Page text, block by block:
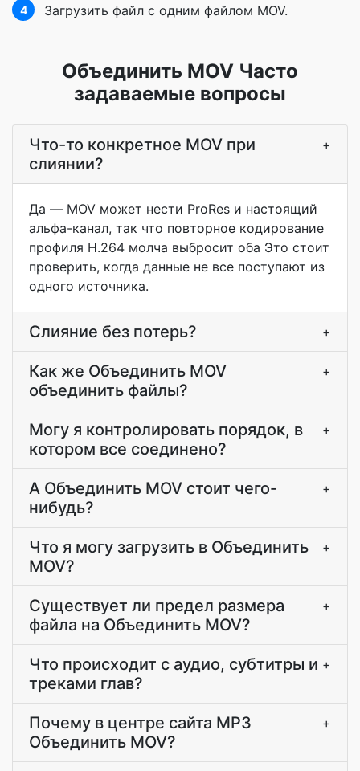
4 Загрузить файл с одним файлом MOV.
Объединить MOV Часто
задаваемые вопросы
Что-то конкретное MOV при
слиянии?
+
Да — MOV может нести ProRes и настоящий
альфа-канал, так что повторное кодирование
профиля H.264 молча выбросит оба Это стоит
проверить, когда данные не все поступают из
одного источника.
Слияние без потерь? +
Как же Объединить MOV
объединить файлы?
+
Могу я контролировать порядок, в
котором все соединено?
+
А Объединить MOV стоит чего-
нибудь?
+
Что я могу загрузить в Объединить
MOV?
+
Существует ли предел размера
файла на Объединить MOV?
+
Что происходит с аудио, субтитры и
треками глав?
+
Почему в центре сайта MP3
Объединить MOV?
+